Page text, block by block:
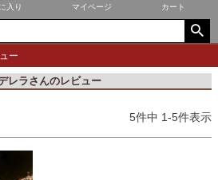
入り マイページ カート
ー
レラさんのレビュー
5件中 1-5件表示